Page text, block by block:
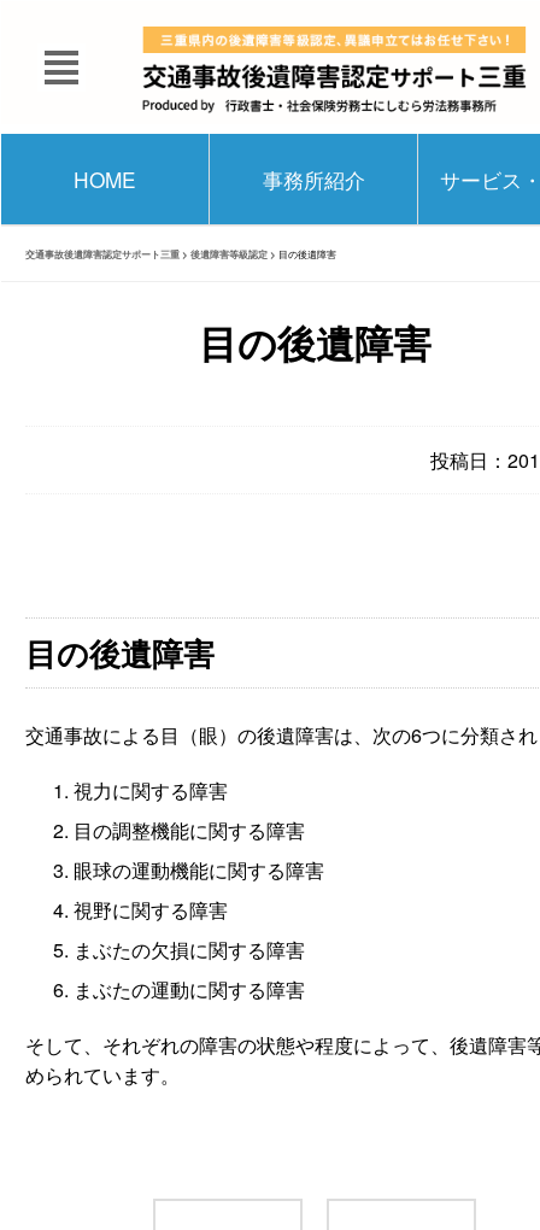
HOME 事務所紹介 サービス
交通事故後遺障害認定サポート三重 > 後遺障害等級認定 > 目の後遺障害
目の後遺障害
投稿日：
目の後遺障害
交通事故による目（眼）の後遺障害は、次の6つに分類さ
視力に関する障害
目の調整機能に関する障害
眼球の運動機能に関する障害
視野に関する障害
まぶたの欠損に関する障害
まぶたの運動に関する障害
そして、それぞれの障害の状態や程度によって、後遺障害
められています。